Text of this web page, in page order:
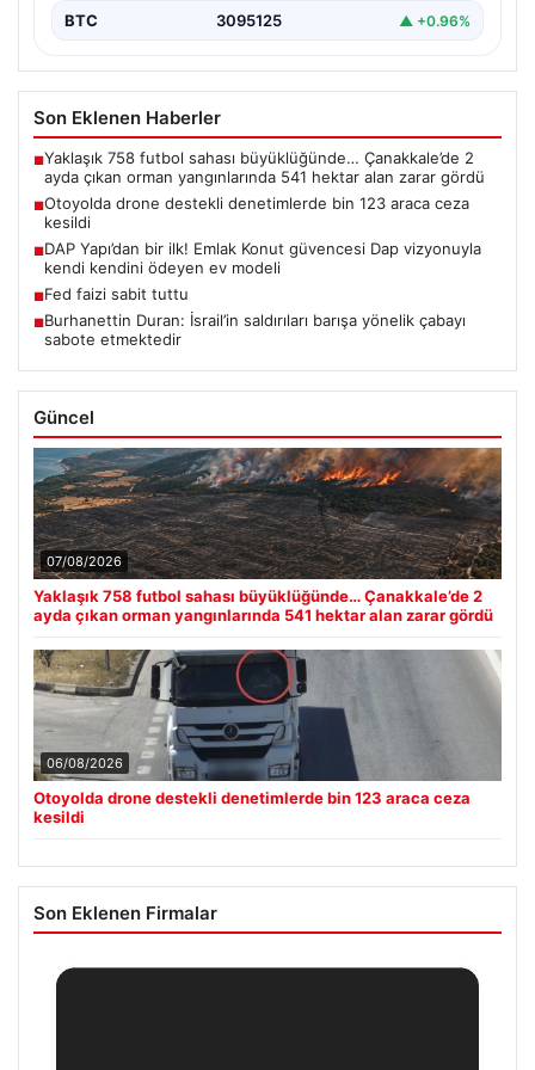
BTC 3095125 ▲ +0.96%
Son Eklenen Haberler
■Yaklaşık 758 futbol sahası büyüklüğünde… Çanakkale’de 2
ayda çıkan orman yangınlarında 541 hektar alan zarar gördü
■Otoyolda drone destekli denetimlerde bin 123 araca ceza
kesildi
■DAP Yapı’dan bir ilk! Emlak Konut güvencesi Dap vizyonuyla
kendi kendini ödeyen ev modeli
■Fed faizi sabit tuttu
■Burhanettin Duran: İsrail’in saldırıları barışa yönelik çabayı
sabote etmektedir
Güncel
07/08/2026
Yaklaşık 758 futbol sahası büyüklüğünde… Çanakkale’de 2
ayda çıkan orman yangınlarında 541 hektar alan zarar gördü
06/08/2026
Otoyolda drone destekli denetimlerde bin 123 araca ceza
kesildi
Son Eklenen Firmalar